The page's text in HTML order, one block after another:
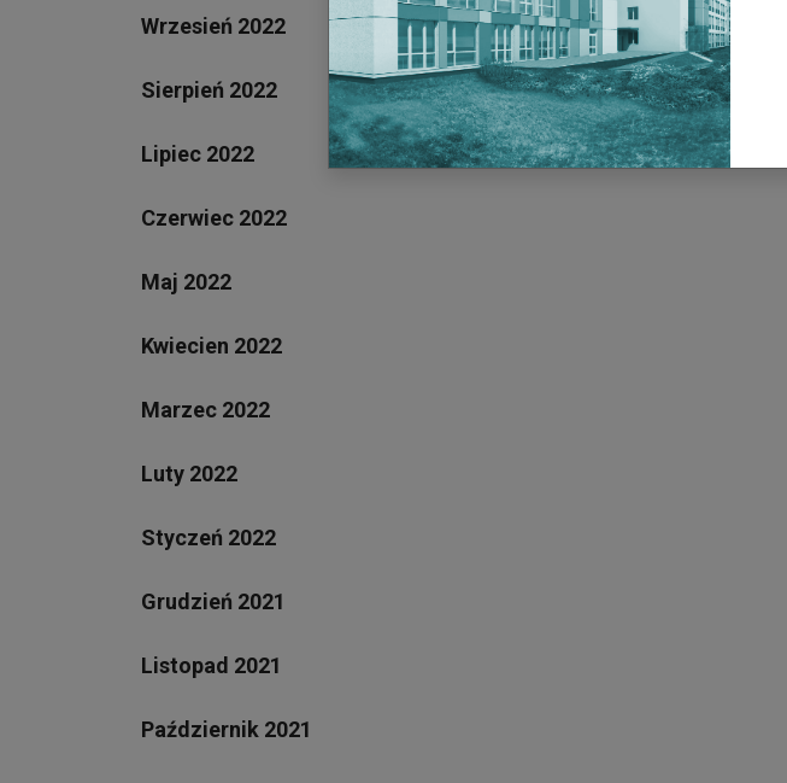
Wrzesień 2022
Sierpień 2022
Lipiec 2022
Czerwiec 2022
Maj 2022
Kwiecien 2022
Marzec 2022
Luty 2022
Styczeń 2022
Grudzień 2021
Listopad 2021
Październik 2021